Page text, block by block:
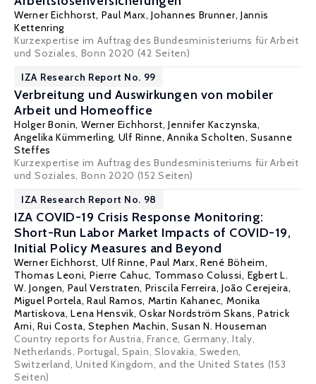
Werner Eichhorst, Paul Marx,Johannes Brunner, Jannis
Kettenring
Kurzexpertise im Auftrag des Bundesministeriums für Arbeit
und Soziales, Bonn 2020 (42 Seiten)
IZA Research Report No. 99
Verbreitung und Auswirkungen von mobiler
Arbeit und Homeoffice
Holger Bonin, Werner Eichhorst,Jennifer Kaczynska,
Angelika Kümmerling, Ulf Rinne, Annika Scholten,Susanne
Steffes
Kurzexpertise im Auftrag des Bundesministeriums für Arbeit
und Soziales, Bonn 2020 (152 Seiten)
IZA Research Report No. 98
IZA COVID-19 Crisis Response Monitoring:
Short-Run Labor Market Impacts of COVID-19,
Initial Policy Measures and Beyond
Werner Eichhorst, Ulf Rinne,Paul Marx,René Böheim,
Thomas Leoni, Pierre Cahuc, Tommaso Colussi, Egbert L.
W. Jongen, Paul Verstraten, Priscila Ferreira, João Cerejeira,
Miguel Portela,Raul Ramos, Martin Kahanec, Monika
Martiskova,Lena Hensvik,Oskar Nordström Skans,Patrick
Arni,Rui Costa, Stephen Machin,Susan N. Houseman
Country reports for Austria, France, Germany, Italy,
Netherlands, Portugal, Spain, Slovakia, Sweden,
Switzerland, United Kingdom, and the United States (153
Seiten)